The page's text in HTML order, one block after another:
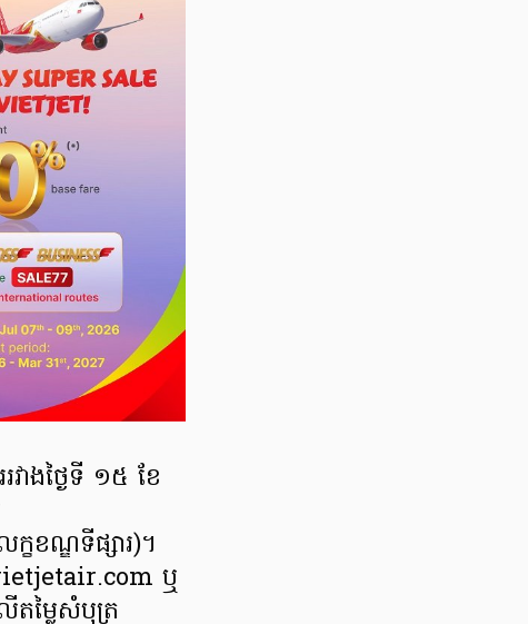
ាងថ្ងៃទី ១៥ ខែ
ខណ្ឌទីផ្សារ)។
ឬ
តម្លៃសំបុត្រ